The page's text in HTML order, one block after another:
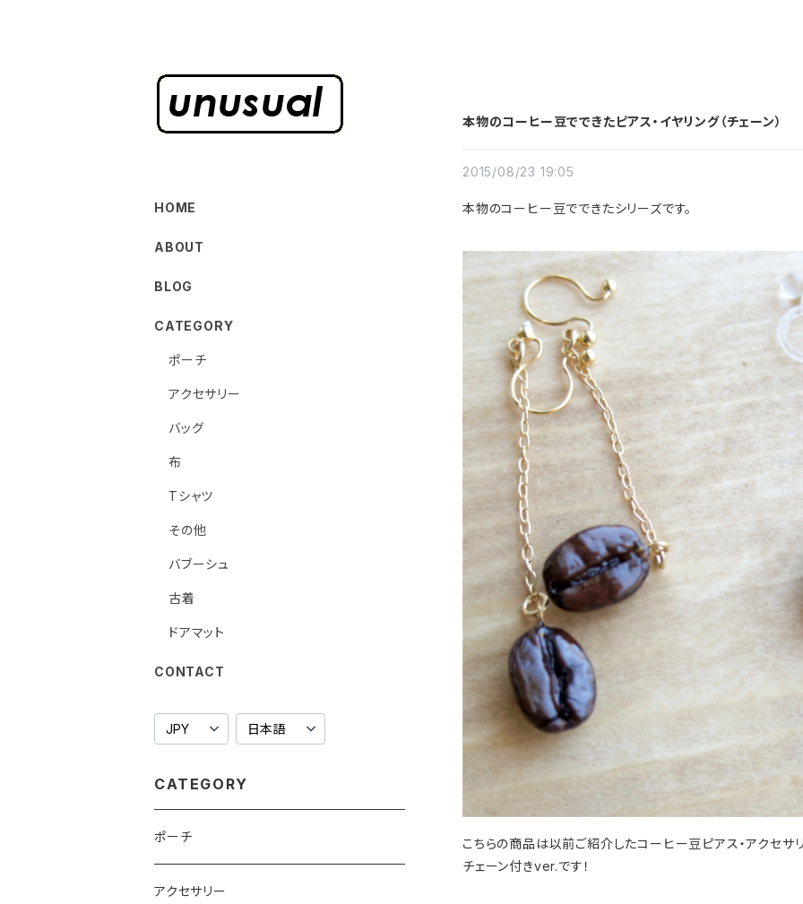
本物のコーヒー豆でできたピアス・イヤリング（チェーン）
2015/08/23 19:05
本物のコーヒー豆でできたシリーズです。
こちらの商品は以前ご紹介したコーヒー豆ピアス・アクセサ
チェーン付きver.です！
HOME
ABOUT
BLOG
CATEGORY
ポーチ
アクセサリー
バッグ
布
Tシャツ
その他
バブーシュ
古着
ドアマット
CONTACT
CATEGORY
ポーチ
アクセサリー